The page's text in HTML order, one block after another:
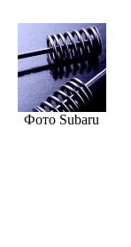
Фото Subaru